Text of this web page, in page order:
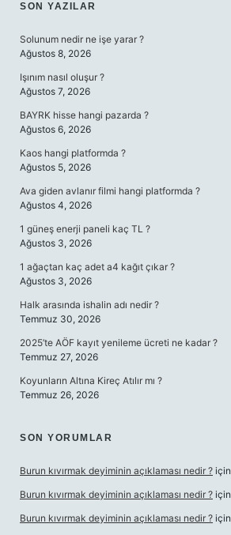
SIDEBAR
SON YAZILAR
Solunum nedir ne işe yarar ?
Ağustos 8, 2026
Işınım nasıl oluşur ?
Ağustos 7, 2026
BAYRK hisse hangi pazarda ?
Ağustos 6, 2026
Kaos hangi platformda ?
Ağustos 5, 2026
Ava giden avlanır filmi hangi platformda ?
Ağustos 4, 2026
1 güneş enerji paneli kaç TL ?
Ağustos 3, 2026
1 ağaçtan kaç adet a4 kağıt çıkar ?
Ağustos 3, 2026
Halk arasında ishalin adı nedir ?
Temmuz 30, 2026
2025’te AÖF kayıt yenileme ücreti ne kadar ?
Temmuz 27, 2026
Koyunların Altına Kireç Atılır mı ?
Temmuz 26, 2026
SON YORUMLAR
Burun kıvırmak deyiminin açıklaması nedir ? için
Burun kıvırmak deyiminin açıklaması nedir ? için
Burun kıvırmak deyiminin açıklaması nedir ? için